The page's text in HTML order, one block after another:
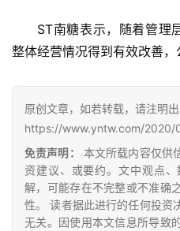
专
地
区
频
道
ST南糖表示，随着管理
整体经营情况得到有效改善，
原创文章，如若转载，请注明出
https://www.yntw.com/2020/
免责声明：
本文所载内容仅供
资建议、或要约。文中观点
解，可能存在不完整或不准确
性。 读者据此进行的任何投资
无关。因使用本文信息所导致